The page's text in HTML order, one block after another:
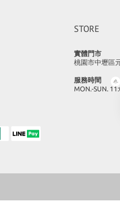
STORE
實體門市
桃園市中壢區
服務時間
MON.-SUN.